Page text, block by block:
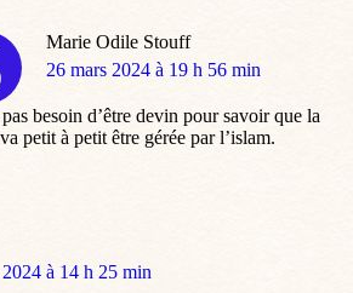
Marie Odile Stouff
dit
26 mars 2024 à 19 h 56 min
besoin d’être devin pour savoir que la
petit à petit être gérée par l’islam.
à 14 h 25 min